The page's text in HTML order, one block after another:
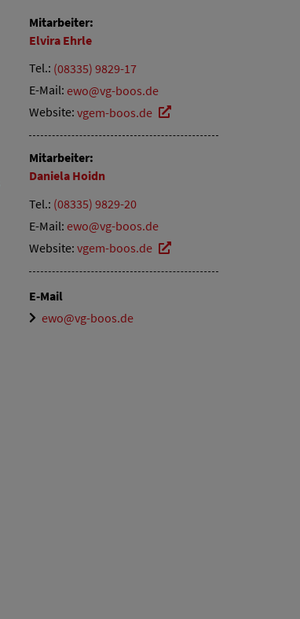
Mitarbeiter:
Elvira Ehrle
Tel.: (08335) 9829-17
E-Mail: ewo@vg-boos.de
Website: vgem-boos.de
Mitarbeiter:
Daniela Hoidn
Tel.: (08335) 9829-20
E-Mail: ewo@vg-boos.de
Website: vgem-boos.de
E-Mail
ewo@vg-boos.de